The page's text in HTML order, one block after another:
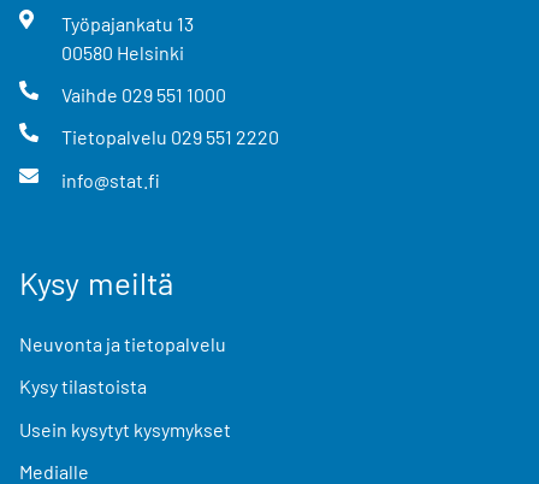
Työpajankatu 13
00580 Helsinki
Vaihde 029 551 1000
Tietopalvelu 029 551 2220
info@stat.fi
Kysy meiltä
Neuvonta ja tietopalvelu
Kysy tilastoista
Usein kysytyt kysymykset
Medialle